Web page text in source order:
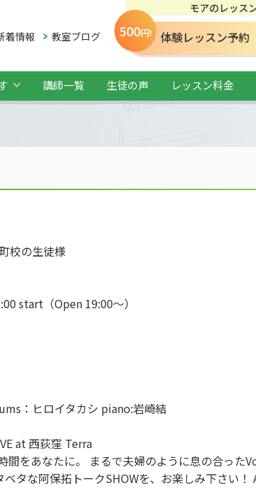
着情報 教室ブログ
モアのレッス
500円! 体験レッスン予約
講師一覧 生徒の声 レッスン料金
校の生徒様
start（Open 19:00～）
：ヒロイタカシ piano:岩崎結
at 西荻窪 Terra
間をあなたに。 まるで夫婦のように息の合っ
タな阿保拓トークSHOWを、お楽しみ下さい！